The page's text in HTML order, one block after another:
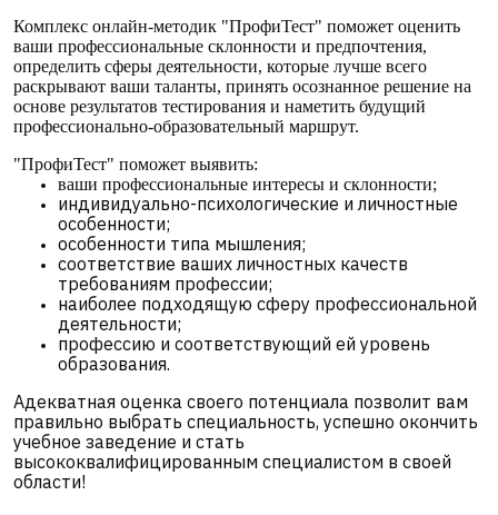
Комплекс онлайн-методик "ПрофиТест" поможет оценить
ваши профессиональные склонности и предпочтения,
определить сферы деятельности, которые лучше всего
раскрывают ваши таланты, принять осознанное решение на
основе результатов тестирования и наметить будущий
профессионально-образовательный маршрут.
"ПрофиТест" поможет выявить:
ваши профессиональные интересы и склонности;
индивидуально-психологические и личностные
особенности;
особенности типа мышления;
соответствие ваших личностных качеств
требованиям профессии;
наиболее подходящую сферу профессиональной
деятельности;
профессию и соответствующий ей уровень
образования.
Адекватная оценка своего потенциала позволит вам
правильно выбрать специальность, успешно окончить
учебное заведение и стать
высококвалифицированным специалистом в своей
области!